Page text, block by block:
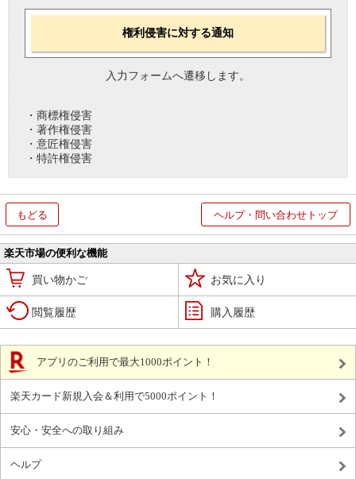
権利侵害に対する通知
入力フォームへ遷移します。
・商標権侵害
・著作権侵害
・意匠権侵害
・特許権侵害
もどる ヘルプ・問い合わせトップ
楽天市場の便利な機能
買い物かご お気に入り
閲覧履歴 購入履歴
アプリのご利用で最大1000ポイント！
楽天カード新規入会＆利用で5000ポイント！
安心・安全への取り組み
ヘルプ